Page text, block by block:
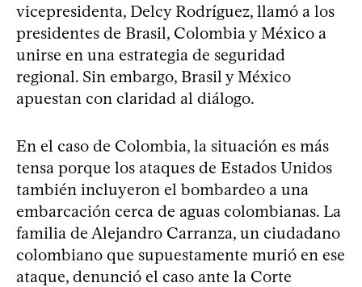
vicepresidenta, Delcy Rodríguez, llamó a los
presidentes de Brasil, Colombia y México a
unirse en una estrategia de seguridad
regional. Sin embargo, Brasil y México
apuestan con claridad al diálogo.
En el caso de Colombia, la situación es más
tensa porque los ataques de Estados Unidos
también incluyeron el bombardeo a una
embarcación cerca de aguas colombianas. La
familia de Alejandro Carranza, un ciudadano
colombiano que supuestamente murió en ese
ataque, denunció el caso ante la Corte